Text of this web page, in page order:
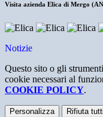
Visita azienda Elica di Mergo
Notizie
Questo sito o gli
cookie necessari al
COOKIE POLICY.
Personalizza Rifiuta tutti